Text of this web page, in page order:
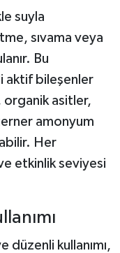
suyla
sıvama veya
Bu
aktif bileşenler
asitler,
amonyum
Her
etkinlik seviyesi
düzenli kullanımı,